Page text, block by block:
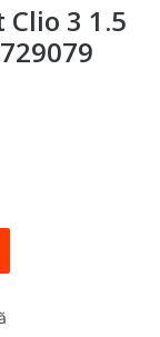
Clio 3 1.5